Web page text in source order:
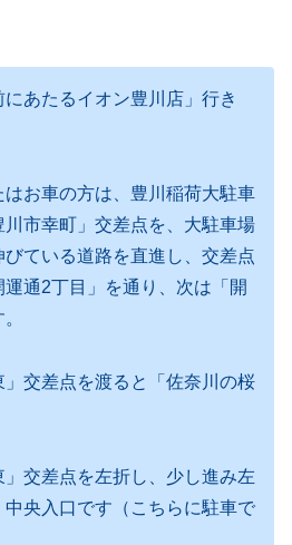
にあたるイオン豊川店」行き
お車の方は、豊川稲荷大駐車
市幸町」交差点を、大駐車場
ている道路を直進し、交差点
通2丁目」を通り、次は「開
交差点を渡ると「佐奈川の桜
交差点を左折し、少し進み左
央入口です（こちらに駐車で